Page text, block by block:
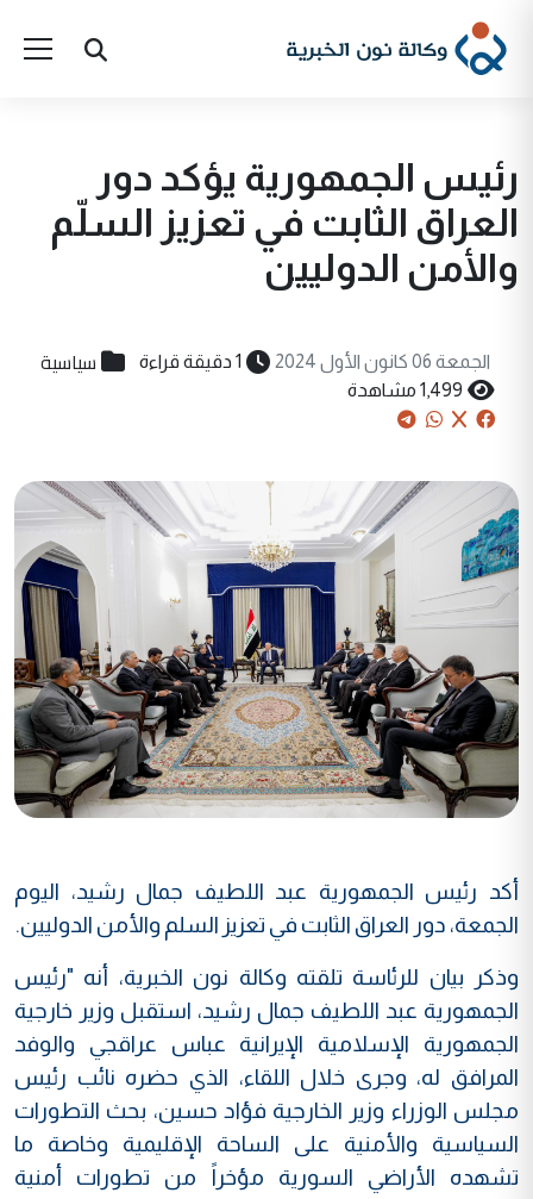
رئيس الجمهورية يؤكد دور
العراق الثابت في تعزيز السلّم
والأمن الدوليين
الجمعة 06 كانون الأول 2024 1 دقيقة قراءة سياسية
1,499 مشاهدة
أكد رئيس الجمهورية عبد اللطيف جمال رشيد، اليوم
الجمعة، دور العراق الثابت في تعزيز السلم والأمن الدوليين.
وذكر بيان للرئاسة تلقته وكالة نون الخبرية، أنه "رئيس
الجمهورية عبد اللطيف جمال رشيد، استقبل وزير خارجية
الجمهورية الإسلامية الإيرانية عباس عراقجي والوفد
المرافق له، وجرى خلال اللقاء، الذي حضره نائب رئيس
مجلس الوزراء وزير الخارجية فؤاد حسين، بحث التطورات
السياسية والأمنية على الساحة الإقليمية وخاصة ما
تشهده الأراضي السورية مؤخراً من تطورات أمنية